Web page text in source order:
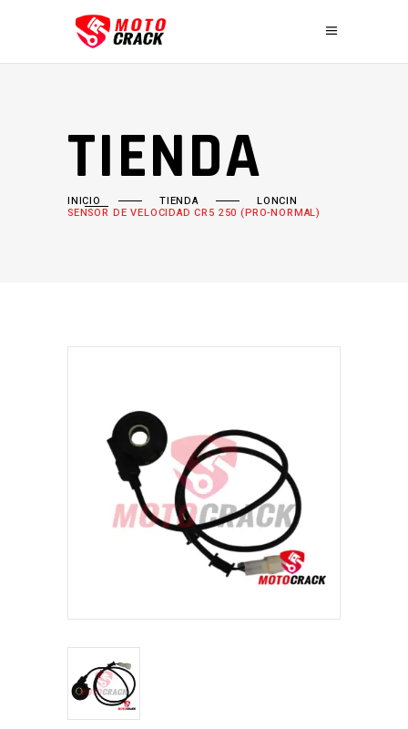
TIENDA
INICIO TIENDA LONCIN
SENSOR DE VELOCIDAD CR5 250 (PRO-NORMAL)